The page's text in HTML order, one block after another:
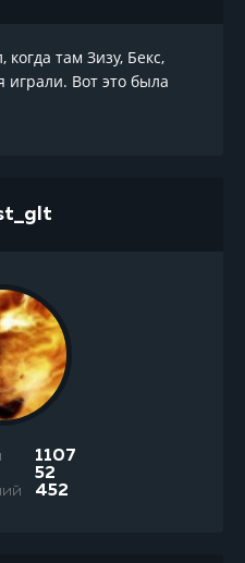
когда там Зизу, Бекс,
играли. Вот это была
1107
52
452